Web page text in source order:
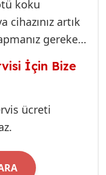
işçilik
Bu, Sedir’de
demektir.
için 7 gün
Bir
gelerek
yerinde
koku
cihazınız artık
gereken
İçin Bize
ücreti